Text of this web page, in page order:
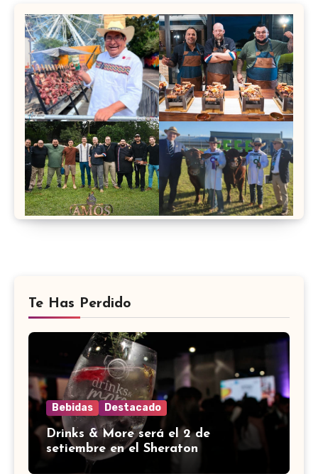
Te Has Perdido
Bebidas Destacado
Drinks & More será el 2 de
setiembre en el Sheraton